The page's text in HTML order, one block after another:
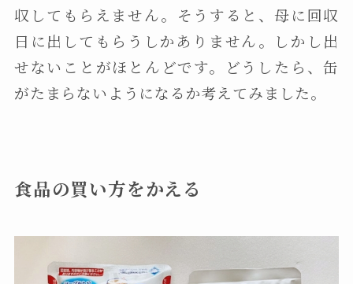
収してもらえません。そうすると、母に回収
日に出してもらうしかありません。しかし出
せないことがほとんどです。どうしたら、缶
がたまらないようになるか考えてみました。
食品の買い方をかえる